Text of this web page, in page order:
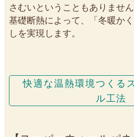
さむいということもありません
基礎断熱によって、「冬暖か
しを実現します。
快適な温熱環境つくる
ル工法